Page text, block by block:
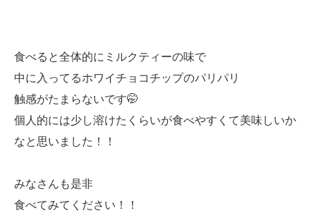
食べると全体的にミルクティーの味で
中に入ってるホワイチョコチップのパリパリ
触感がたまらないです🤭
個人的には少し溶けたくらいが食べやすくて美味しいか
なと思いました！！
みなさんも是非
食べてみてください！！